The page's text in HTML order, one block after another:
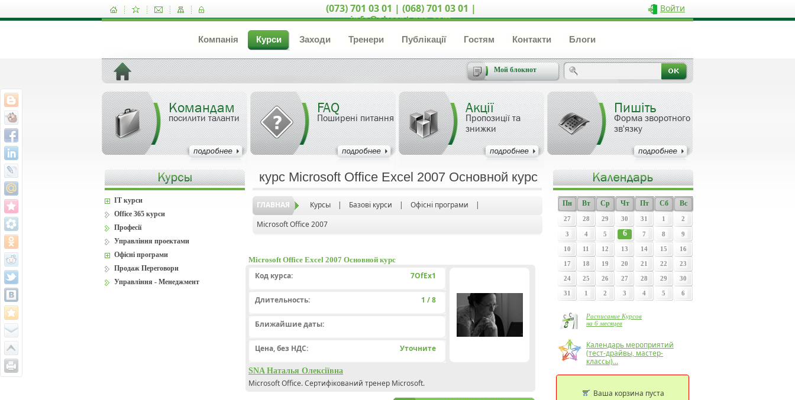
(073) 701 03 01 | (068) 701 03 01 |
info@akcent-pro.com
Войти
Компанія Курси Заходи Тренери Публікації Гостям Контакти Блоги
Мой блокнот
Командам
посилити таланти
FAQ
Поширені питання
Акції
Пропозиції та
знижки
Пишіть
Форма зворотного
зв'язку
курс Microsoft Office Excel 2007 Основной курс
ГЛАВНАЯ Курсы | Базові курси | Офісні програми
|
Microsoft Office 2007
Microsoft Office Excel 2007 Основной курс
Код курса: 7OfEx1
Длительность: 1 / 8
Ближайшие даты:
Цена, без НДС: Уточните
SNA Наталья Олексіївна
Microsoft Office. Сертифікований тренер Microsoft.
IT курси
Office 365 курси
Професії
Управління проектами
Офісні програми
Продаж Переговори
Управління - Менеджмент
Пн Вт Ср Чт Пт Сб Вс
27 28 29 30 31 1 2
3 4 5 6 7 8 9
10 11 12 13 14 15 16
17 18 19 20 21 22 23
24 25 26 27 28 29 30
31 1 2 3 4 5 6
Расписание Курсов
на 6 месяцев
Календарь мероприятий
(тест-драйвы, мастер-
классы)...
Ваша корзина пуста